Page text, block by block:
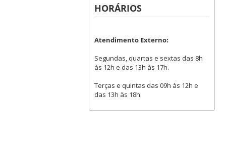
HORÁRIOS
Atendimento Externo:
Segundas, quartas e sextas das 8h
às 12h e das 13h às 17h.
Terças e quintas das 09h às 12h e
das 13h às 18h.